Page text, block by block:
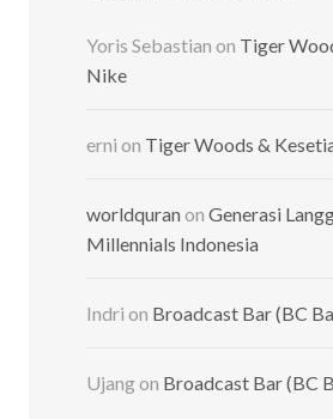
Yoris Sebastian on Tiger
Nike
erni on Tiger Woods &
worldquran on Generasi
Millennials Indonesia
Indri on Broadcast Bar (BC
Ujangon Broadcast Bar (BC